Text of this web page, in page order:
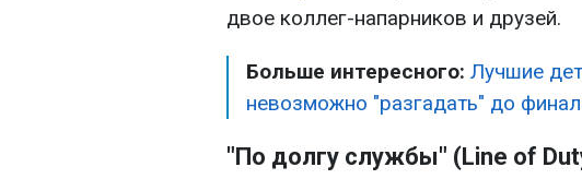
двое коллег-напарников и друзей.
Больше интересного: Лучшие
невозможно "разгадать" до
"По долгу службы" (Line of